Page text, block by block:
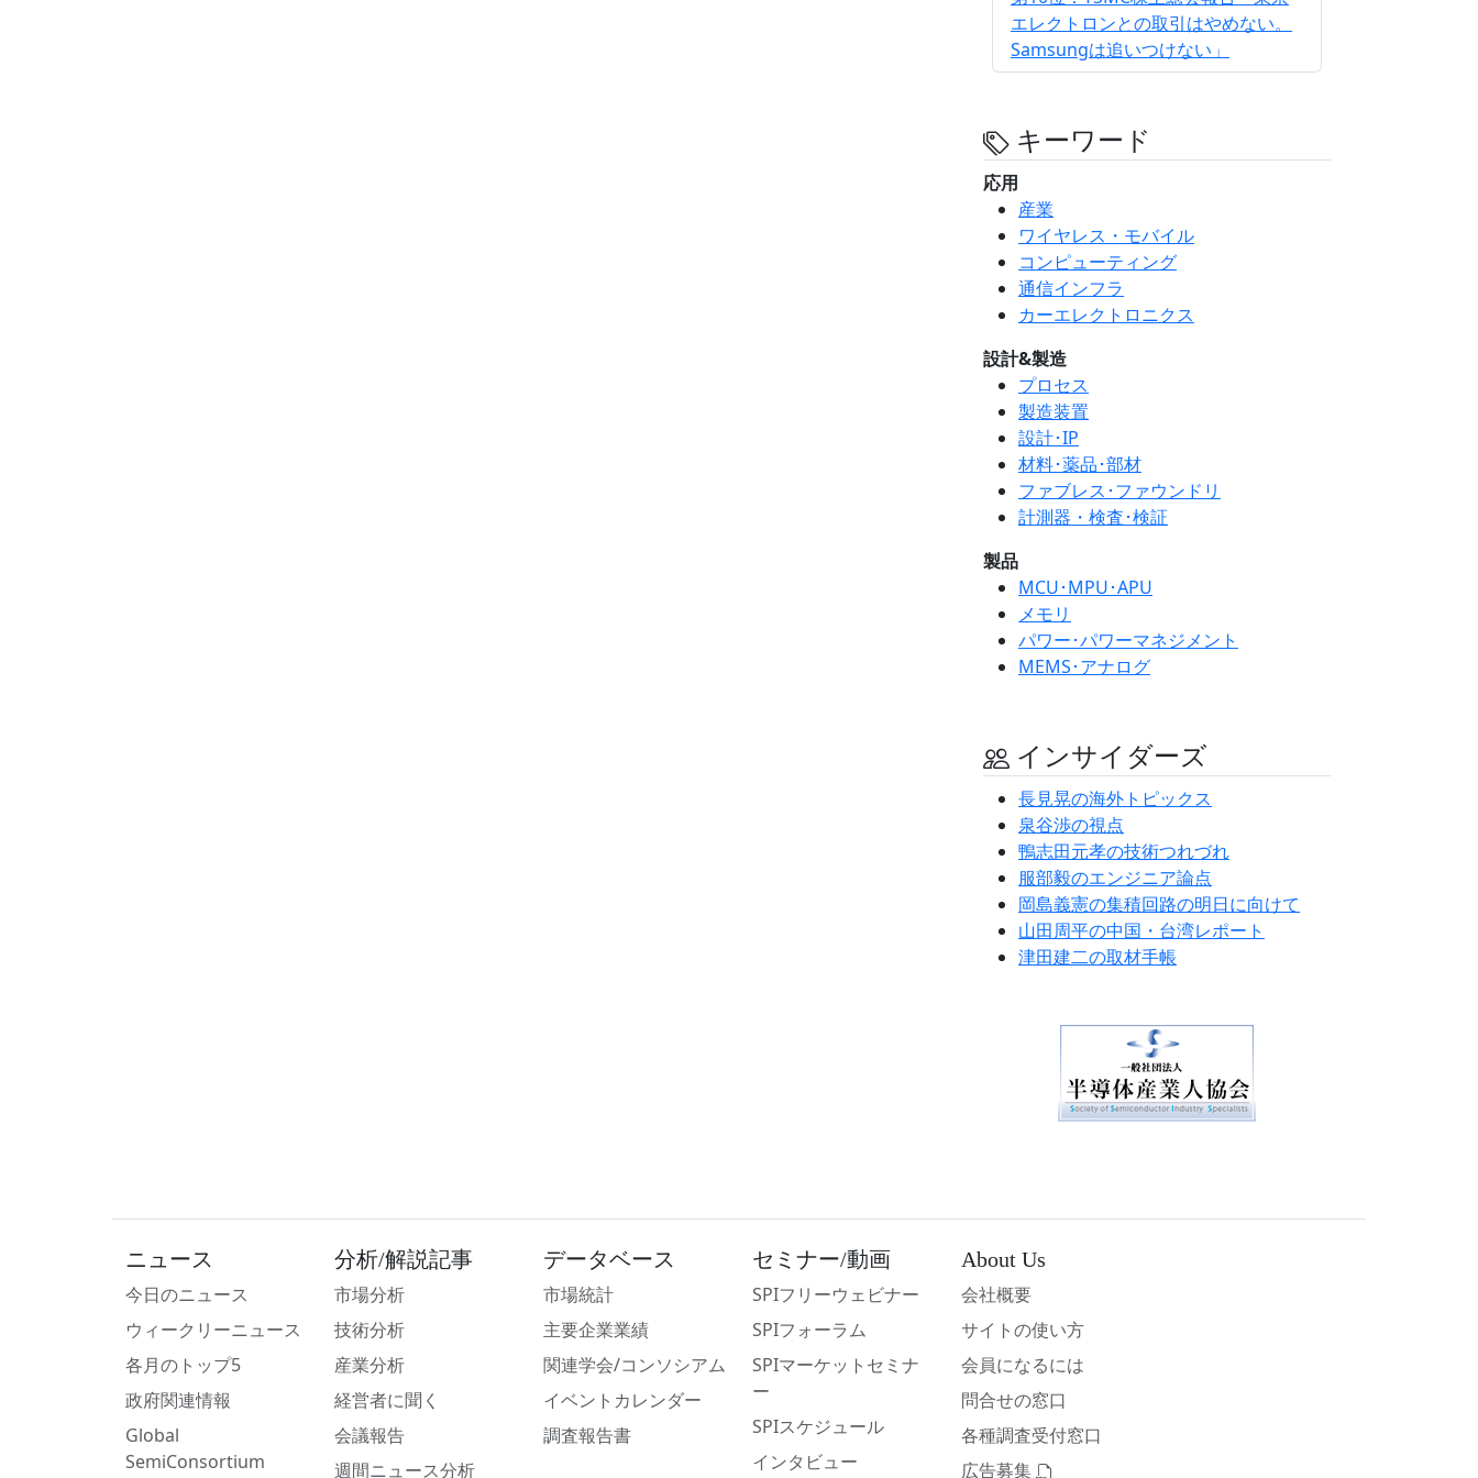
エレクトロンとの取引はやめない。
Samsungは追いつけない」
キーワード
応用
産業
ワイヤレス・モバイル
コンピューティング
通信インフラ
カーエレクトロニクス
設計&製造
プロセス
製造装置
設計･IP
材料･薬品･部材
ファブレス･ファウンドリ
計測器・検査･検証
製品
MCU･MPU･APU
メモリ
パワー･パワーマネジメント
MEMS･アナログ
インサイダーズ
長見晃の海外トピックス
泉谷渉の視点
鴨志田元孝の技術つれづれ
服部毅のエンジニア論点
岡島義憲の集積回路の明日に向けて
山田周平の中国・台湾レポート
津田建二の取材手帳
ニュース
今日のニュース
ウィークリーニュース
各月のトップ5
政府関連情報
Global
SemiConsortium
分析/解説記事
市場分析
技術分析
産業分析
経営者に聞く
会議報告
週間ニュース分析
データベース
市場統計
主要企業業績
関連学会/コンソシアム
イベントカレンダー
調査報告書
セミナー/動画
SPIフリーウェビナー
SPIフォーラム
SPIマーケットセミナ
ー
SPIスケジュール
インタビュー
About Us
会社概要
サイトの使い方
会員になるには
問合せの窓口
各種調査受付窓口
広告募集